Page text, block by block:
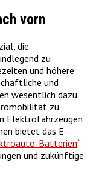
vorn
die
zu
und höhere
und
wesentlich dazu
zu
Elektrofahrzeugen
bietet das E-
Batterien“
und zukünftige